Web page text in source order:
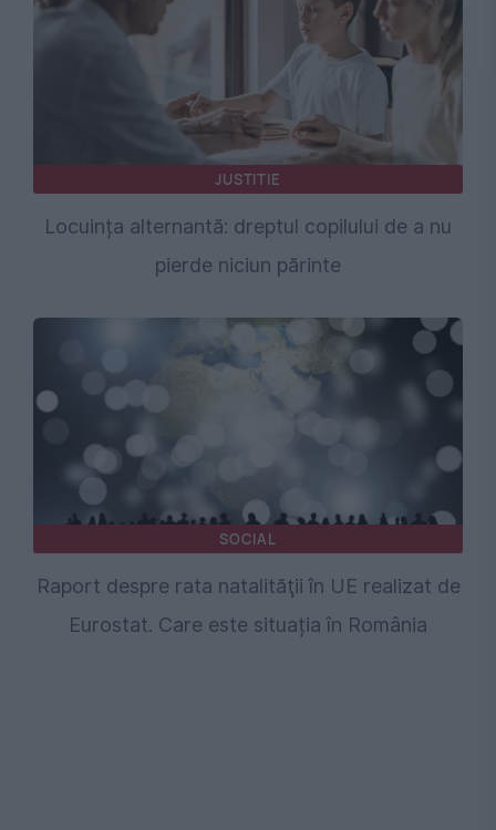
JUSTITIE
Locuința alternantă: dreptul copilului de a nu
pierde niciun părinte
SOCIAL
Raport despre rata natalităţii în UE realizat de
Eurostat. Care este situația în România